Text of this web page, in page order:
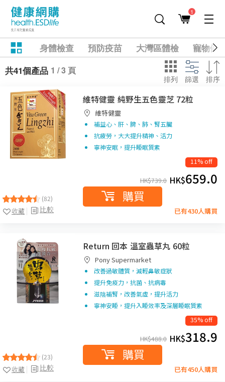
1
身體檢查 預防疫苗 大灣區體檢
寵物健
共41個產品 1 / 3 頁
排列 篩選 排序
(82)
比較
收藏
維特健靈 純野生五色靈芝 72粒
維特健靈
補益心、肝、脾、肺、腎五臟
抗疲勞，大大提升精神、活力
寧神安眠，提升睡眠質素
11% off
HK$739.0 HK$659.0
購買
已有430人購買
(23)
比較
收藏
Return 回本 溫室蟲草丸 60粒
Pony Supermarket
改善過敏體質，減輕鼻敏症狀
提升免疫力，抗菌、抗病毒
滋陰補腎，改善氣虛，提升活力
寧神安睡，提升入睡效率及深層睡眠質素
35% off
HK$488.0 HK$318.9
購買
已有450人購買